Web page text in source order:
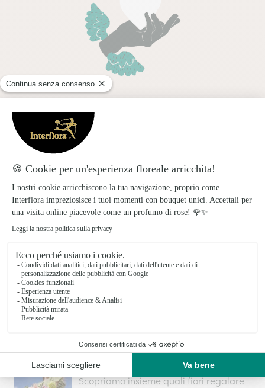
Creazioni uniche
Ci impegniamo a realizzare creazioni floreali
all'avanguardia che si distinguono per stile e unicità.
Tutto sui fiori per compleanno
Come scegliere i fiori per compleanno: i nostri consigli
Quali fiori regalare per un
compleanno?
Scopriamo insieme quali fiori regalare